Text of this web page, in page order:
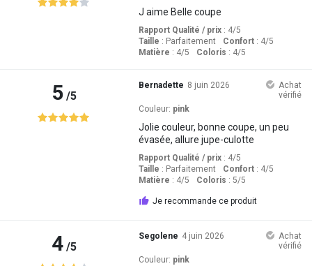
J aime Belle coupe
Rapport Qualité / prix: 4/5
Taille : Parfaitement Confort: 4/5
Matière : 4/5 Coloris : 4/5
5/5
Bernadette 8 juin 2026
Achat
vérifié
Couleur: pink
Jolie couleur, bonne coupe, un peu
évasée, allure jupe-culotte
Rapport Qualité / prix: 4/5
Taille : Parfaitement Confort: 4/5
Matière : 4/5 Coloris : 5/5
Je recommande ce produit
4/5
Segolene 4 juin 2026
Achat
vérifié
Couleur: pink